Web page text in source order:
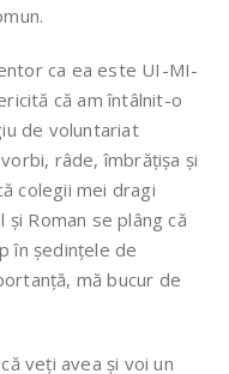
ca ea este UI-MI-
că am întâlnit-o
de voluntariat
râde, îmbrățișa și
colegii mei dragi
și Roman se plâng că
în ședințele de
mă bucur de
veți avea și voi un